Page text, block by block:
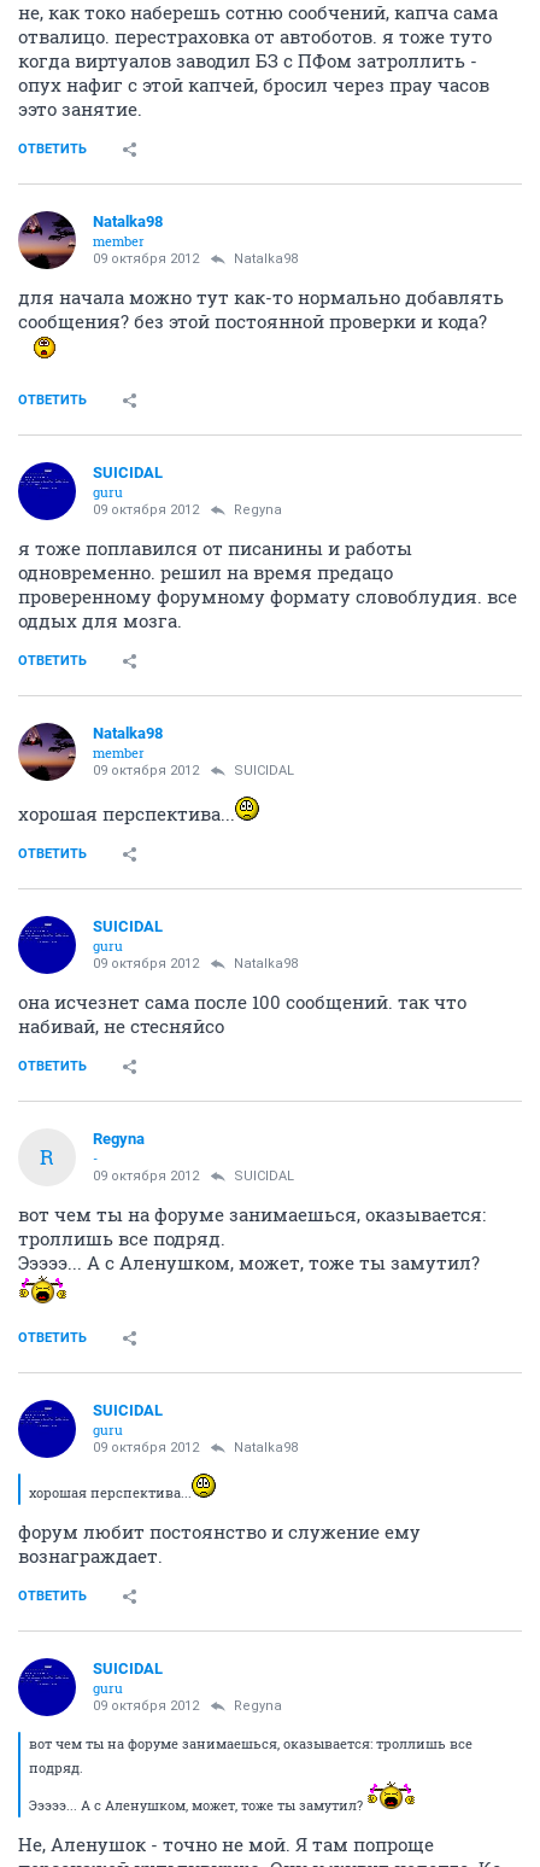
не, как токо наберешь сотню сообчений, капча сама
отвалицо. перестраховка от автоботов. я тоже туто
когда виртуалов заводил БЗ с ПФом затроллить -
опух нафиг с этой капчей, бросил через прау часов
ээто занятие.
ОТВЕТИТЬ
Natalka98
member
09 октября 2012 Natalka98
для начала можно тут как-то нормально добавлять
сообщения? без этой постоянной проверки и кода?
ОТВЕТИТЬ
SUICIDAL
guru
09 октября 2012 Regyna
я тоже поплавился от писанины и работы
одновременно. решил на время предацо
проверенному форумному формату словоблудия. все
оддых для мозга.
ОТВЕТИТЬ
Natalka98
member
09 октября 2012 SUICIDAL
хорошая перспектива...
ОТВЕТИТЬ
SUICIDAL
guru
09 октября 2012 Natalka98
она исчезнет сама после 100 сообщений. так что
набивай, не стесняйсо
ОТВЕТИТЬ
R
Regyna
-
09 октября 2012 SUICIDAL
вот чем ты на форуме занимаешься, оказывается:
троллишь все подряд.
Эээээ... А с Аленушком, может, тоже ты замутил?
ОТВЕТИТЬ
SUICIDAL
guru
09 октября 2012 Natalka98
хорошая перспектива...
форум любит постоянство и служение ему
вознаграждает.
ОТВЕТИТЬ
SUICIDAL
guru
09 октября 2012 Regyna
вот чем ты на форуме занимаешься, оказывается: троллишь все
подряд.
Эээээ... А с Аленушком, может, тоже ты замутил?
Не, Аленушок - точно не мой. Я там попроще